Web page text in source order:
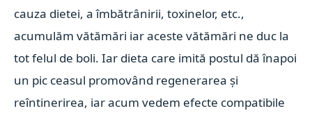
cauza dietei, a îmbătrânirii, toxinelor, etc.,
acumulăm vătămări iar aceste vătămări ne duc la
tot felul de boli. Iar dieta care imită postul dă înapoi
un pic ceasul promovând regenerarea și
reîntinerirea, iar acum vedem efecte compatibile